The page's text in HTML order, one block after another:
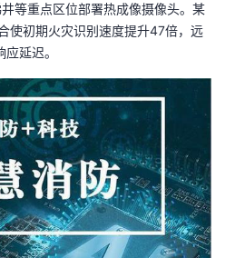
等重点区位部署热成像摄像头。某
使初期火灾识别速度提升47倍，远
延迟。